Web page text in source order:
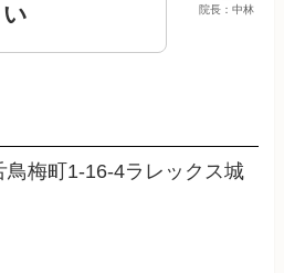
院長：中林
鳥梅町1-16-4ラレックス城